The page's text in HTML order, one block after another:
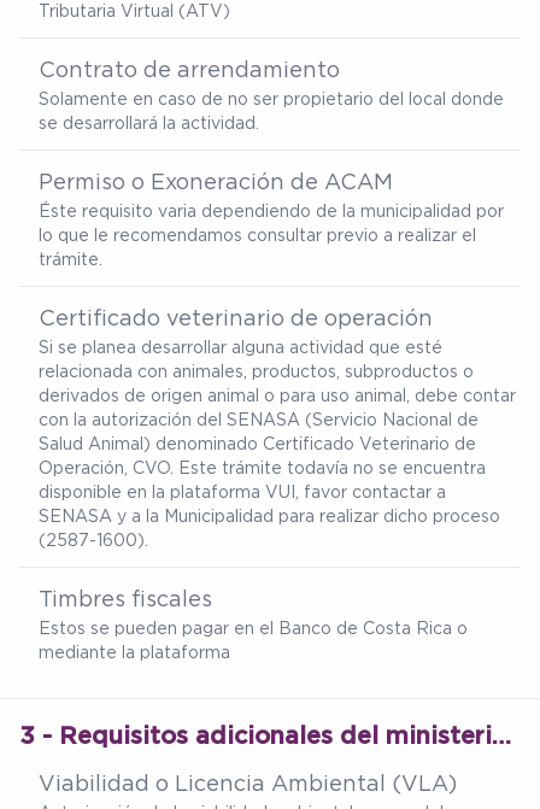
Tributaria Virtual (ATV)
Contrato de arrendamiento
Solamente en caso de no ser propietario del local donde
se desarrollará la actividad.
Permiso o Exoneración de ACAM
Éste requisito varia dependiendo de la municipalidad por
lo que le recomendamos consultar previo a realizar el
trámite.
Certificado veterinario de operación
Si se planea desarrollar alguna actividad que esté
relacionada con animales, productos, subproductos o
derivados de origen animal o para uso animal, debe contar
con la autorización del SENASA (Servicio Nacional de
Salud Animal) denominado Certificado Veterinario de
Operación, CVO. Este trámite todavía no se encuentra
disponible en la plataforma VUI, favor contactar a
SENASA y a la Municipalidad para realizar dicho proceso
(2587-1600).
Timbres fiscales
Estos se pueden pagar en el Banco de Costa Rica o
mediante la plataforma
3 - Requisitos adicionales del ministerio de salud
Viabilidad o Licencia Ambiental (VLA)